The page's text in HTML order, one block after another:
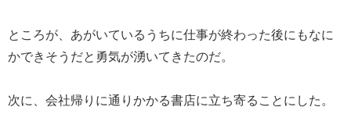
ところが、あがいているうちに仕事が終わった後にもなに
かできそうだと勇気が湧いてきたのだ。
次に、会社帰りに通りかかる書店に立ち寄ることにした。